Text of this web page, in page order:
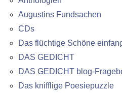
Augustins Fundsachen
CDs
Das flüchtige Schöne
DAS GEDICHT
DAS GEDICHT blog-
Das knifflige Poesiepuzzle